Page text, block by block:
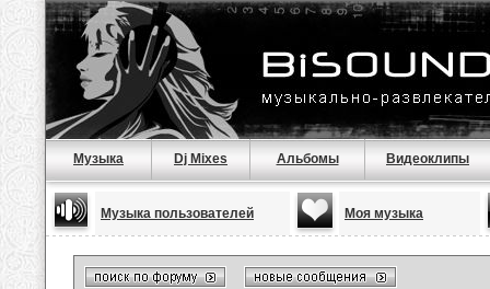
Музыка Dj Mixes Альбомы Видеоклипы
Музыка пользователей Моя музыка